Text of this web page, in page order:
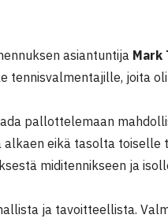
asiantuntija Mark
tennisvalmentajille, joita
pallottelemaan
eikä tasolta toiselle
miditennikseen ja
ja tavoitteellista.